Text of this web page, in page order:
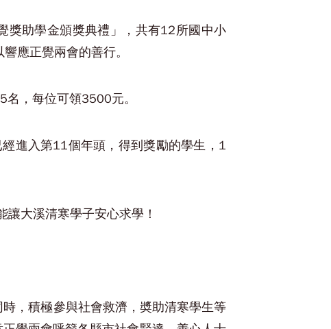
獎助學金頒獎典禮」，共有12所國中小
應正覺兩會的善行。
，每位可領3500元。
進入第11個年頭，得到獎勵的學生，1
大溪清寒學子安心求學！
，積極參與社會救濟，奬助清寒學生等